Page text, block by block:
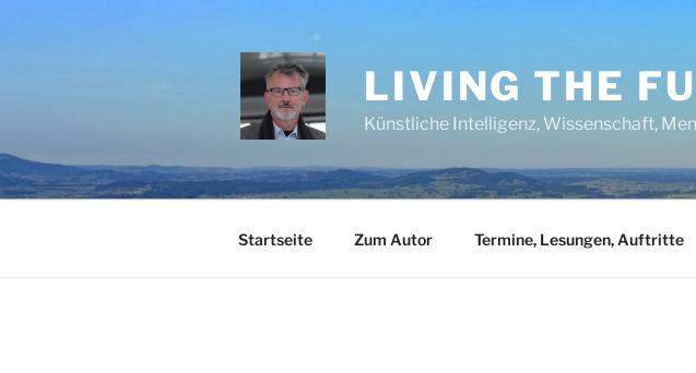
LIVING THE
Künstliche Intelligenz, Wissenschaft,
Startseite Zum Autor Termine, Lesungen, Auftritte